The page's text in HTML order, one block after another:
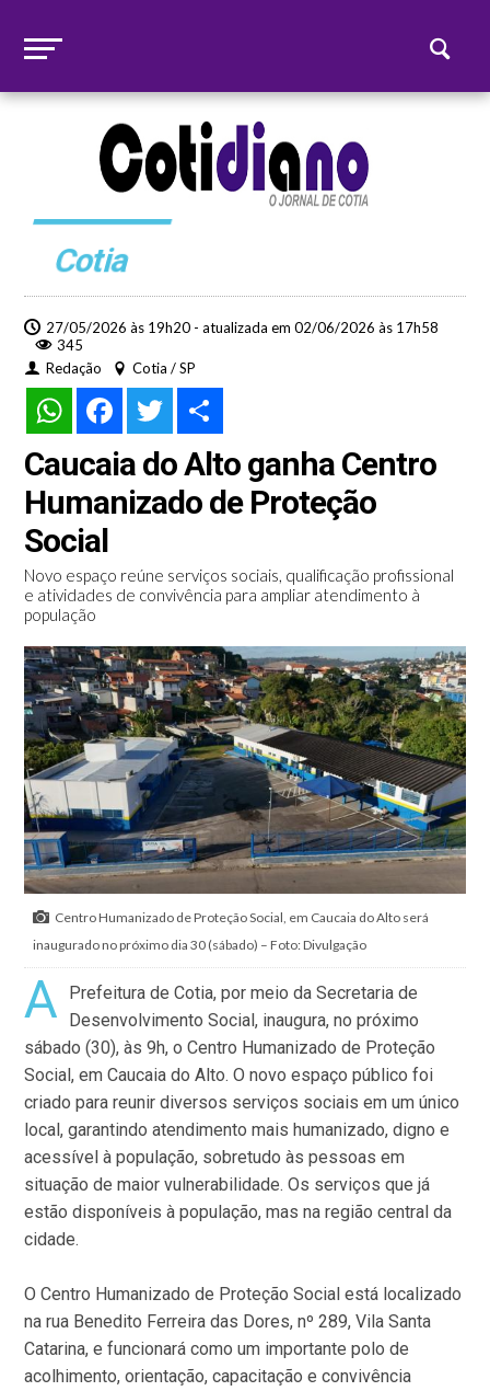
Cotia
27/05/2026 às 19h20 - atualizada em 02/06/2026 às 17h58
345
Redação
Cotia / SP
WhatsAppFacebookTwitter
Caucaia do Alto ganha Centro
Humanizado de Proteção
Social
Novo espaço reúne serviços sociais, qualificação profissional
e atividades de convivência para ampliar atendimento à
população
Centro Humanizado de Proteção Social, em Caucaia do Alto será
inaugurado no próximo dia 30 (sábado) – Foto: Divulgação
A
Prefeitura de Cotia, por meio da Secretaria de
Desenvolvimento Social, inaugura, no próximo
sábado (30), às 9h, o Centro Humanizado de Proteção
Social, em Caucaia do Alto. O novo espaço público foi
criado para reunir diversos serviços sociais em um único
local, garantindo atendimento mais humanizado, digno e
acessível à população, sobretudo às pessoas em
situação de maior vulnerabilidade. Os serviços que já
estão disponíveis à população, mas na região central da
cidade.
O Centro Humanizado de Proteção Social está localizado
na rua Benedito Ferreira das Dores, nº 289, Vila Santa
Catarina, e funcionará como um importante polo de
acolhimento, orientação, capacitação e convivência